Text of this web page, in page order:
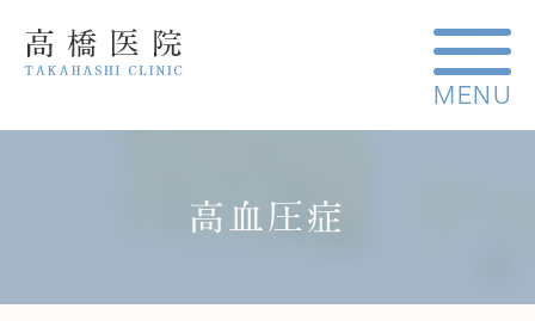
高血圧症